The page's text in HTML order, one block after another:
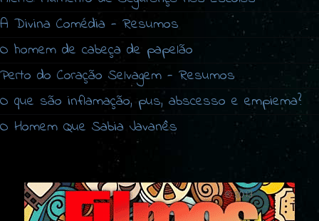
A Divina Comédia - Resumos
O homem de cabeça de papelão
Perto do Coração Selvagem - Resumos
O que são inflamação, pus, abscesso e empiema?
O Homem Que Sabia Javanês